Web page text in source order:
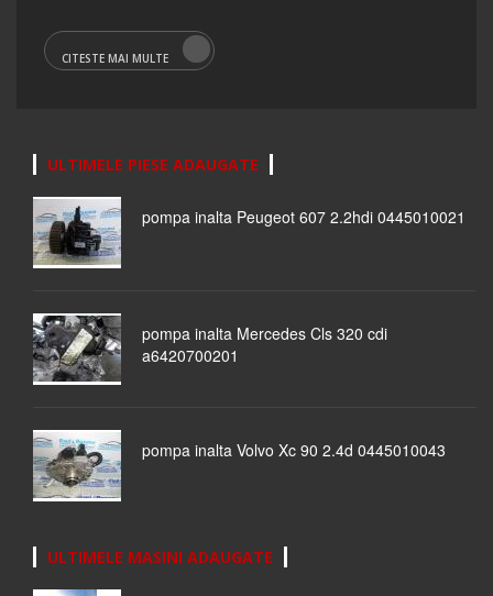
CITESTE MAI MULTE
ULTIMELE PIESE ADAUGATE
pompa inalta Peugeot 607 2.2hdi 0445010021
pompa inalta Mercedes Cls 320 cdi
a6420700201
pompa inalta Volvo Xc 90 2.4d 0445010043
ULTIMELE MASINI ADAUGATE